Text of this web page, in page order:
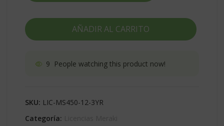
AÑADIR AL CARRITO
9 People watching this product now!
SKU: LIC-MS450-12-3YR
Categoría: